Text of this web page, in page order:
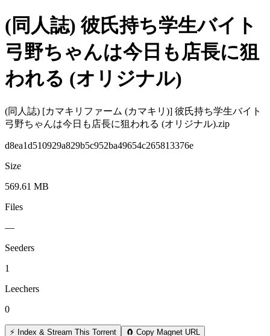
(同人誌) 彼氏持ち学生バイト
弓野ちゃんは今日も店長に狙
われる (オリジナル)
(同人誌) [カマキリファーム (カマキリ)] 彼氏持ち学生バイト
弓野ちゃんは今日も店長に狙われる (オリジナル).zip
d8ea1d510929a829b5c952ba49654c265813376e
Size
569.61 MB
Files
—
Seeders
1
Leechers
0
⚡ Index & Stream This Torrent 🧲 Copy Magnet URL